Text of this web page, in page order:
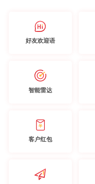
好友欢迎语
智能雷达
客户红包